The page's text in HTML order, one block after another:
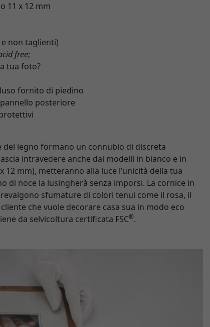
11 x 12 mm
non taglienti)
free;
tua foto?
fornito di piedino
posteriore
legno formano un connubio di discreta
intravedere anche dai modelli in bianco e in
mm), metteranno alla luce l’unicità della tua
noce la lusingherà senza imporsi. La cornice in
sfumature di colori tenui come il rosa, il
che vuole decorare casa sua in modo eco
da selvicoltura certificata FSC®.